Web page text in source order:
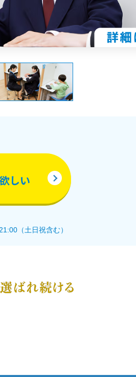
しい
（土日祝含む）